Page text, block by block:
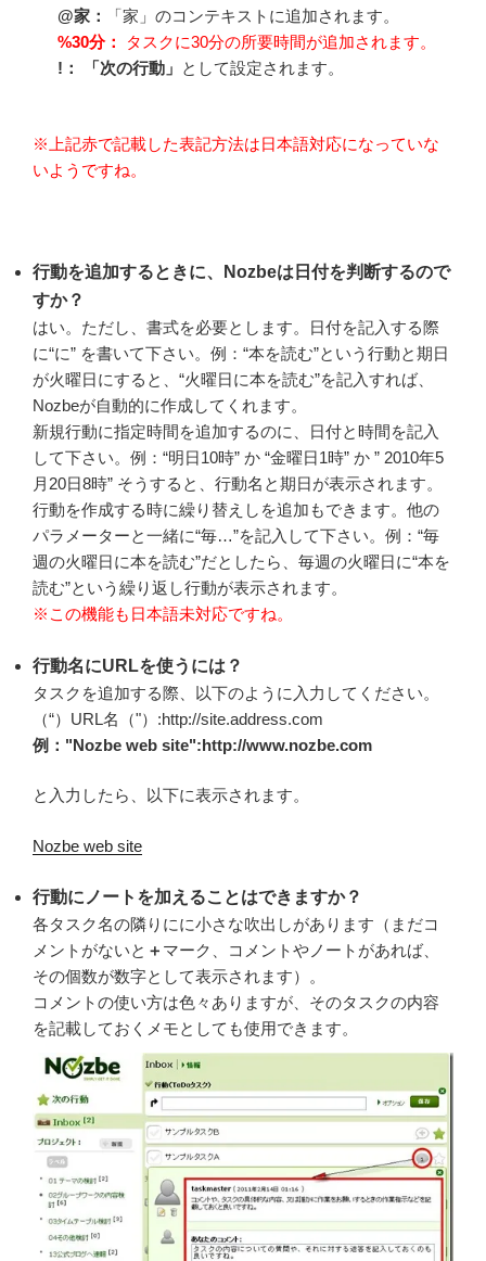
@家：
「家」のコンテキストに追加されます。
%30分：
タスクに30分の所要時間が追加されます。
!： 「次の行動」 として設定されます。
※上記赤で記載した表記方法は日本語対応になっていな
いようですね。
行動を追加するときに、Nozbeは日付を判断するので
すか？
はい。ただし、書式を必要とします。日付を記入する際
に“に” を書いて下さい。例：“本を読む”という行動と期日
が火曜日にすると、“火曜日に本を読む”を記入すれば、
Nozbeが自動的に作成してくれます。
新規行動に指定時間を追加するのに、日付と時間を記入
して下さい。例：“明日10時” か “金曜日1時” か ” 2010年5
月20日8時” そうすると、行動名と期日が表示されます。
行動を作成する時に繰り替えしを追加もできます。他の
パラメーターと一緒に“毎…”を記入して下さい。例：“毎
週の火曜日に本を読む”だとしたら、毎週の火曜日に“本を
読む”という繰り返し行動が表示されます。
※この機能も日本語未対応ですね。
行動名にURLを使うには？
タスクを追加する際、以下のように入力してください。
（“）URL名（"）:http://site.address.com
例："Nozbe web site":http://www.nozbe.com
と入力したら、以下に表示されます。
Nozbe web site
行動にノートを加えることはできますか？
各タスク名の隣りにに小さな吹出しがあります（まだコ
メントがないと ＋ マーク、コメントやノートがあれば、
その個数が数字として表示されます）。
コメントの使い方は色々ありますが、そのタスクの内容
を記載しておくメモとしても使用できます。